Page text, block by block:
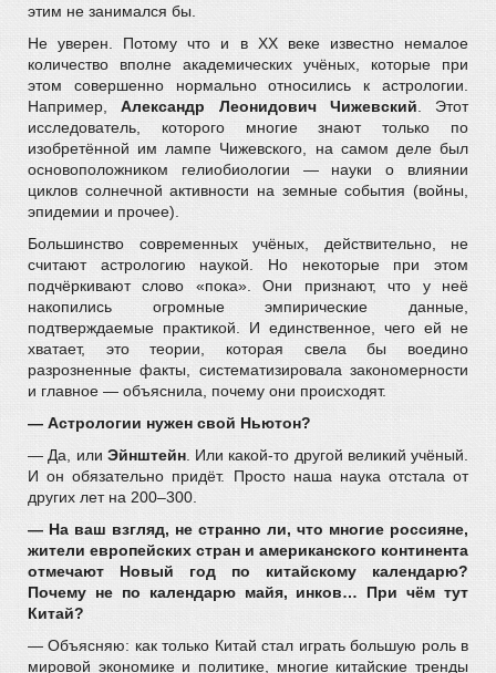
этим не занимался бы.
Не уверен. Потому что и в XX веке известно немалое
количество вполне академических учёных, которые при
этом совершенно нормально относились к астрологии.
Например,Александр Леонидович Чижевский . Этот
исследователь, которого многие знают только по
изобретённой им лампе Чижевского, на самом деле был
основоположником гелиобиологии — науки о влиянии
циклов солнечной активности на земные события (войны,
эпидемии и прочее).
Большинство современных учёных, действительно, не
считают астрологию наукой. Но некоторые при этом
подчёркивают слово «пока». Они признают, что у неё
накопились огромные эмпирические данные,
подтверждаемые практикой. И единственное, чего ей не
хватает, это теории, которая свела бы воедино
разрозненные факты, систематизировала закономерности
и главное — объяснила, почему они происходят.
— Астрологии нужен свой Ньютон?
— Да, или Эйнштейн. Или какой-то другой великий учёный.
И он обязательно придёт. Просто наша наука отстала от
других лет на 200–300.
— На ваш взгляд, не странно ли, что многие россияне,
жители европейских стран и американского континента
отмечают Новый год по китайскому календарю?
Почему не по календарю майя, инков… При чём тут
Китай?
— Объясняю: как только Китай стал играть большую роль в
мировой экономике и политике, многие китайские тренды